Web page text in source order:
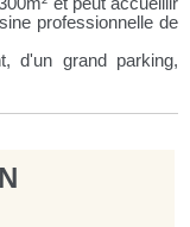
professionnelle de
d'un grand parking,